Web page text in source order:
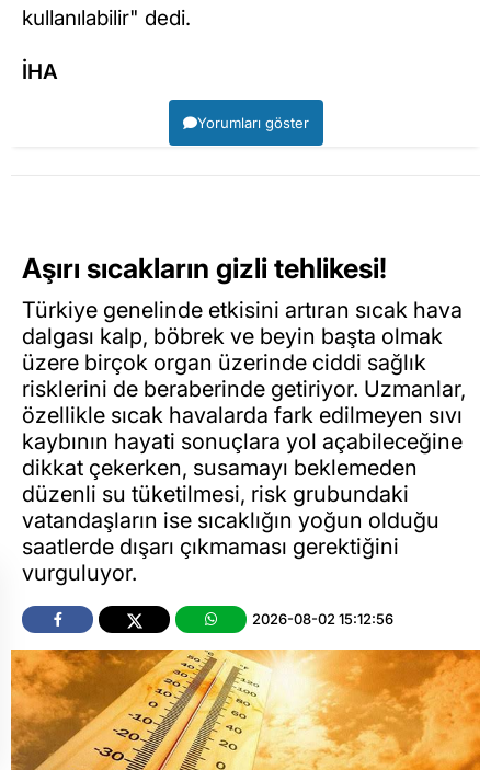
kullanılabilir" dedi.
İHA
Yorumları göster
Aşırı sıcakların gizli tehlikesi!
Türkiye genelinde etkisini artıran sıcak hava
dalgası kalp, böbrek ve beyin başta olmak
üzere birçok organ üzerinde ciddi sağlık
risklerini de beraberinde getiriyor. Uzmanlar,
özellikle sıcak havalarda fark edilmeyen sıvı
kaybının hayati sonuçlara yol açabileceğine
dikkat çekerken, susamayı beklemeden
düzenli su tüketilmesi, risk grubundaki
vatandaşların ise sıcaklığın yoğun olduğu
saatlerde dışarı çıkmaması gerektiğini
vurguluyor.
2026-08-02 15:12:56